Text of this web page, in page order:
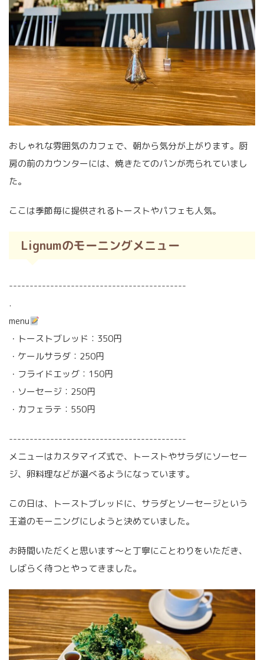
おしゃれな雰囲気のカフェで、朝から気分が上がります。厨
房の前のカウンターには、焼きたてのパンが売られていまし
た。
ここは季節毎に提供されるトーストやパフェも人気。
Lignumのモーニングメニュー
-------------------------------------------
.
menu
・トーストブレッド：350円
・ケールサラダ：250円
・フライドエッグ：150円
・ソーセージ：250円
・カフェラテ：550円
-------------------------------------------
メニューはカスタマイズ式で、トーストやサラダにソーセー
ジ、卵料理などが選べるようになっています。
この日は、トーストブレッドに、サラダとソーセージという
王道のモーニングにしようと決めていました。
お時間いただくと思います〜と丁寧にことわりをいただき、
しばらく待つとやってきました。